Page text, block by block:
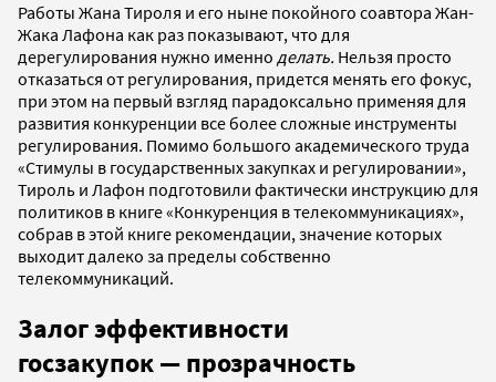
Работы Жана Тироля и его ныне покойного соавтора Жан-
Жака Лафона как раз показывают, что для
дерегулирования нужно именно делать. Нельзя просто
отказаться от регулирования, придется менять его фокус,
при этом на первый взгляд парадоксально применяя для
развития конкуренции все более сложные инструменты
регулирования. Помимо большого академического труда
«Стимулы в государственных закупках и регулировании»,
Тироль и Лафон подготовили фактически инструкцию для
политиков в книге «Конкуренция в телекоммуникациях»,
собрав в этой книге рекомендации, значение которых
выходит далеко за пределы собственно
телекоммуникаций.
Залог эффективности
госзакупок—прозрачность